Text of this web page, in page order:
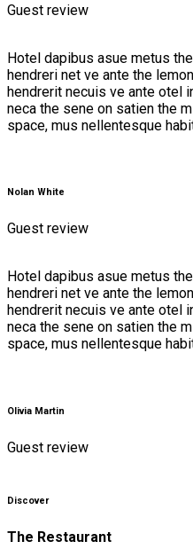
Guest review
Hotel dapibus asue metus
hendreri net ve ante the
hendrerit necuis ve ante otel
neca the sene on satien the
space, mus nellentesque
Nolan White
Guest review
Hotel dapibus asue metus
hendreri net ve ante the
hendrerit necuis ve ante otel
neca the sene on satien the
space, mus nellentesque
Olivia Martin
Guest review
Discover
The Restaurant